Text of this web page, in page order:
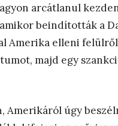
arcátlanul
beindították a
Amerika elleni
majd egy
Amerikáról úgy